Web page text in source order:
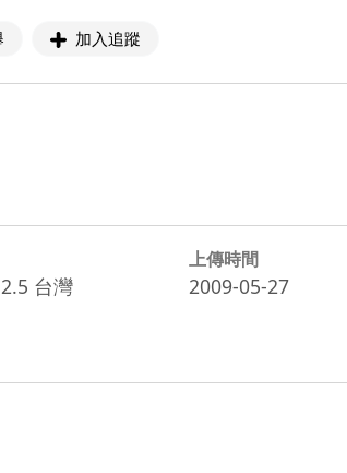
加入追蹤
台灣
上傳時間
2009-05-27